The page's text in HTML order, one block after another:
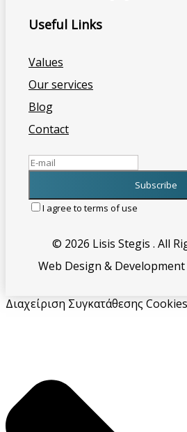
Useful Links
Values
Our services
Blog
Contact
I agree to terms of use
© 2026 Lisis Stegis . All
Web Design &
Διαχείριση Συγκατάθεσης Cookies